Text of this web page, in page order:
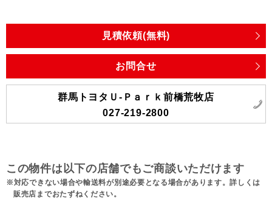
見積依頼(無料)
お問合せ
群馬トヨタＵ-Ｐａｒｋ前橋荒牧店
027-219-2800
この物件は以下の店舗でもご商談いただけます
対応できない場合や輸送料が別途必要となる場合があります。詳しくは
販売店までおたずねください。